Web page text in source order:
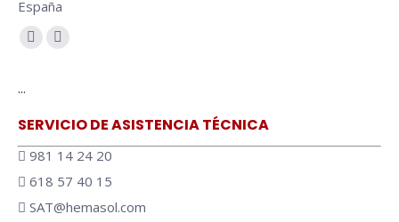
España
Encuéntranos en:
…
SERVICIO DE ASISTENCIA TÉCNICA
981 14 24 20
618 57 40 15
SAT@hemasol.com